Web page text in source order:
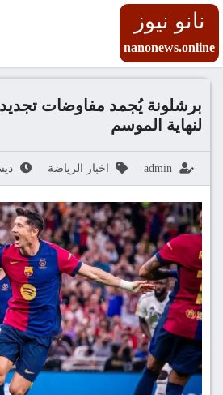
نانو نيوز
nanonews.online
برشلونة يُجمد مفاوضات
لنهاية الموسم
admin اخبار الرياضة